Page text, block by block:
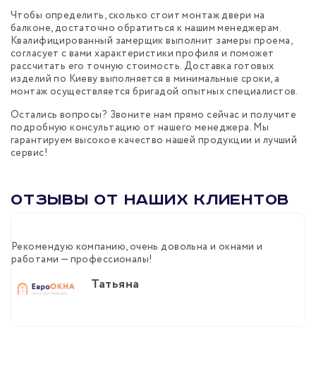
Чтобы определить, сколько стоит монтаж двери на
балконе, достаточно обратиться к нашим менеджерам.
Квалифицированный замерщик выполнит замеры проема,
согласует с вами характеристики профиля и поможет
рассчитать его точную стоимость. Доставка готовых
изделий по Киеву выполняется в минимальные сроки, а
монтаж осуществляется бригадой опытных специалистов.
Остались вопросы? Звоните нам прямо сейчас и получите
подробную консультацию от нашего менеджера. Мы
гарантируем высокое качество нашей продукции и лучший
сервис!
Отзывы от наших клиентов
Рекомендую компанию, очень довольна и окнами и
работами — профессионалы!
Татьяна